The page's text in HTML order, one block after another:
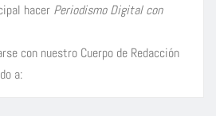
hacer Periodismo Digital con
con nuestro Cuerpo de Redacción
a: